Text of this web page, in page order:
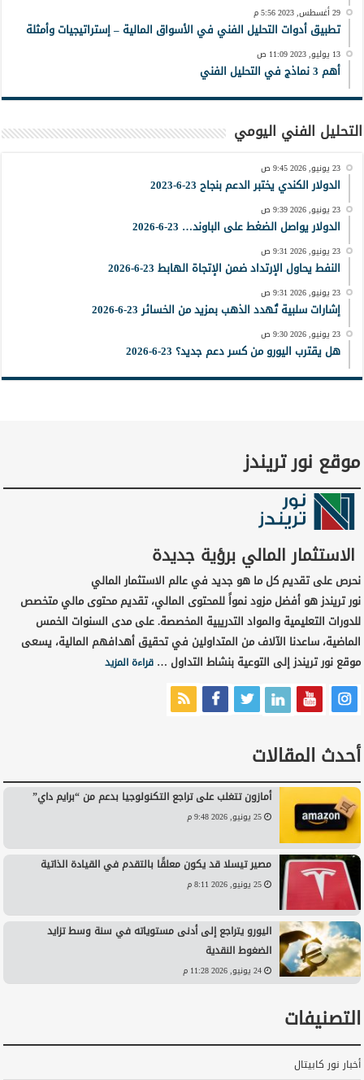
29 أغسطس, 2023 5:56 م
تطبيق أدوات التحليل الفني في الأسواق المالية – إستراتيجيات وأمثلة
13 يوليو, 2023 11:09 ص
أهم 3 نماذج في التحليل الفني
التحليل الفني اليومي
23 يونيو, 2026 9:45 ص
الدولار الكندي يختبر الدعم بنجاح 23-6-2023
23 يونيو, 2026 9:39 ص
الدولار يواصل الضغط على الباوند… 23-6-2026
23 يونيو, 2026 9:31 ص
النفط يحاول الإرتداد ضمن الإتجاة الهابط 23-6-2026
23 يونيو, 2026 9:31 ص
إشارات سلبية تُهدد الذهب بمزيد من الخسائر 23-6-2026
23 يونيو, 2026 9:30 ص
هل يقترب اليورو من كسر دعم جديد؟ 23-6-2026
موقع نور تريندز
الاستثمار المالي برؤية جديدة
نحرص على تقديم كل ما هو جديد في عالم الاستثمار المالي
نور تريندز هو أفضل مزود نمواً للمحتوى المالي، تقديم محتوى مالي متخصص
للدورات التعليمية والمواد التدريبية المخصصة. على مدى السنوات الخمس
الماضية، ساعدنا الآلاف من المتداولين في تحقيق أهدافهم المالية، يسعى
موقع نور تريندز إلى التوعية بنشاط التداول …قراءة المزيد
أحدث المقالات
أمازون تتغلب على تراجع التكنولوجيا بدعم من “برايم داي”
25 يونيو, 2026 9:48 م
مصير تيسلا قد يكون معلقًا بالتقدم في القيادة الذاتية
25 يونيو, 2026 8:11 م
اليورو يتراجع إلى أدنى مستوياته في سنة وسط تزايد
الضغوط النقدية
24 يونيو, 2026 11:28 م
التصنيفات
أخبار نور كابيتال